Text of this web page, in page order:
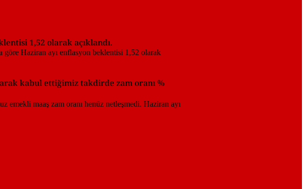
1,52 olarak açıklandı.
kabul ettiğimiz takdirde zam oranı %